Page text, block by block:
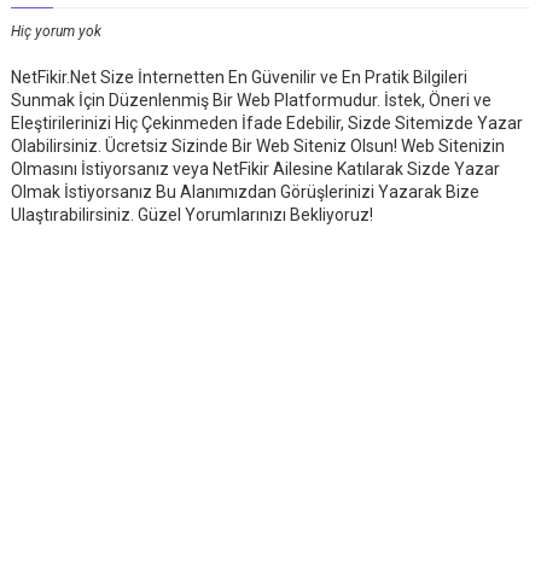
Hiç yorum yok
NetFikir.Net Size İnternetten En Güvenilir ve En Pratik Bilgileri
Sunmak İçin Düzenlenmiş Bir Web Platformudur. İstek, Öneri ve
Eleştirilerinizi Hiç Çekinmeden İfade Edebilir, Sizde Sitemizde Yazar
Olabilirsiniz. Ücretsiz Sizinde Bir Web Siteniz Olsun! Web Sitenizin
Olmasını İstiyorsanız veya NetFikir Ailesine Katılarak Sizde Yazar
Olmak İstiyorsanız Bu Alanımızdan Görüşlerinizi Yazarak Bize
Ulaştırabilirsiniz. Güzel Yorumlarınızı Bekliyoruz!